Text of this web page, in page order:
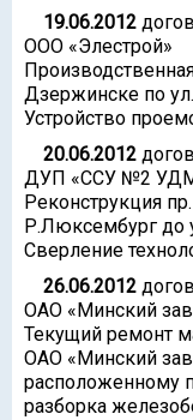
19.06.2012
ООО «Элестрой»
Дзержинске по
Устройство
20.06.2012
ДУП «ССУ №2
Реконструкция
Р.Люксембург до
Сверление
26.06.2012
ОАО «Минский
Текущий ремонт
ОАО «Минский
расположенному
разборка